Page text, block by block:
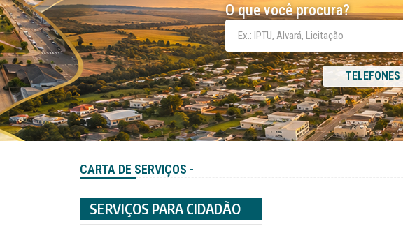
O que você procura?
TELEFONES
CARTA DE SERVIÇOS -
SERVIÇOS PARA CIDADÃO